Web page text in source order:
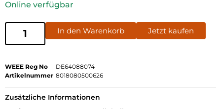
Online verfügbar
In den Warenkorb Jetzt kaufen
WEEE Reg No
DE64088074
Artikelnummer 8018080500626
Zusätzliche Informationen